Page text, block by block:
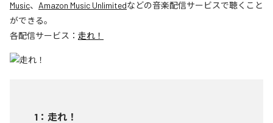
Music、 Amazon Music Unlimitedなどの音楽配信サービスで聴くこと
ができる。
各配信サービス： 走れ！
1 ： 走れ！